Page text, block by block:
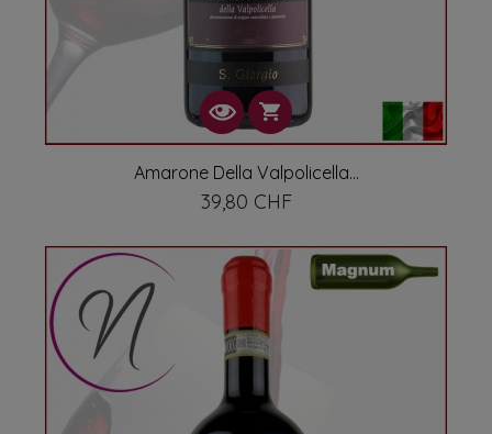
En somme, les vignobles rouges de Vénétie sont bien plus
qu'un simple lieu de production viticole. Ils incarnent une
histoire riche, une tradition séculaire et un avenir
prometteur. Que vous soyez un amateur de vin ou
simplement curieux, laissez-vous séduire par les charmes
intemporels de cette région exceptionnelle. Santé et à
votre découverte !
Amarone Della Valpolicella...
Prix
39,80 CHF